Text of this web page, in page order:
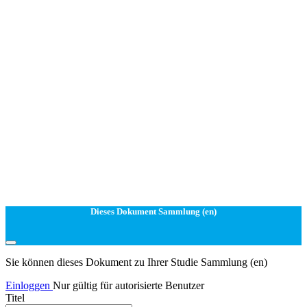
Dieses Dokument Sammlung (en)
Sie können dieses Dokument zu Ihrer Studie Sammlung (en)
Einloggen Nur gültig für autorisierte Benutzer
Titel